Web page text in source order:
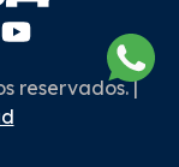
reservados. |